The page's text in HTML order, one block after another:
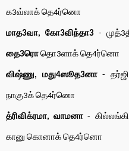
க3வ்லாக் தெ4ர்னொ
மாத3வா, கோ3விந்தா3-
தை3ரொ தொ3ளாக் தெ4ர்னொ
விஷ்ணு, மது4ஸூத3னா-
நாகு3க் தெ4ர்னொ
த்ரிவிக்ரமா, வாமனா -
கானு கொனாக் தெ4ர்னொ